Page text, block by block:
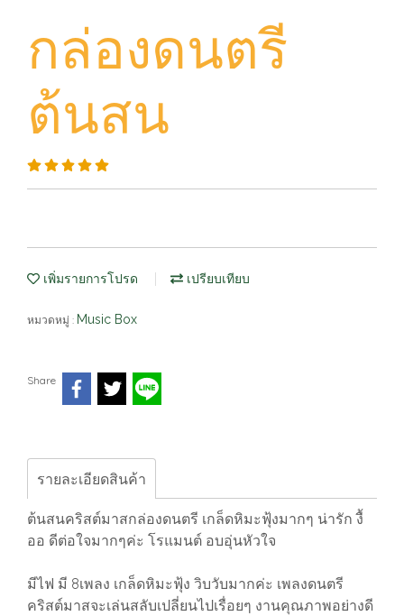
กล่องดนตรี
ต้นสน
เพิ่มรายการโปรด เปรียบเทียบ
หมวดหมู่ : Music Box
Share
รายละเอียดสินค้า
ต้นสนคริสต์มาสกล่องดนตรี เกล็ดหิมะฟุ้งมากๆ น่ารัก งื้
ออ ดีต่อใจมากๆค่ะ โรแมนต์ อบอุ่นหัวใจ
มีไฟ มี 8เพลง เกล็ดหิมะฟุ้ง วิบวับมากค่ะ เพลงดนตรี
คริสต์มาสจะเล่นสลับเปลี่ยนไปเรื่อยๆ งานคุณภาพอย่างดี